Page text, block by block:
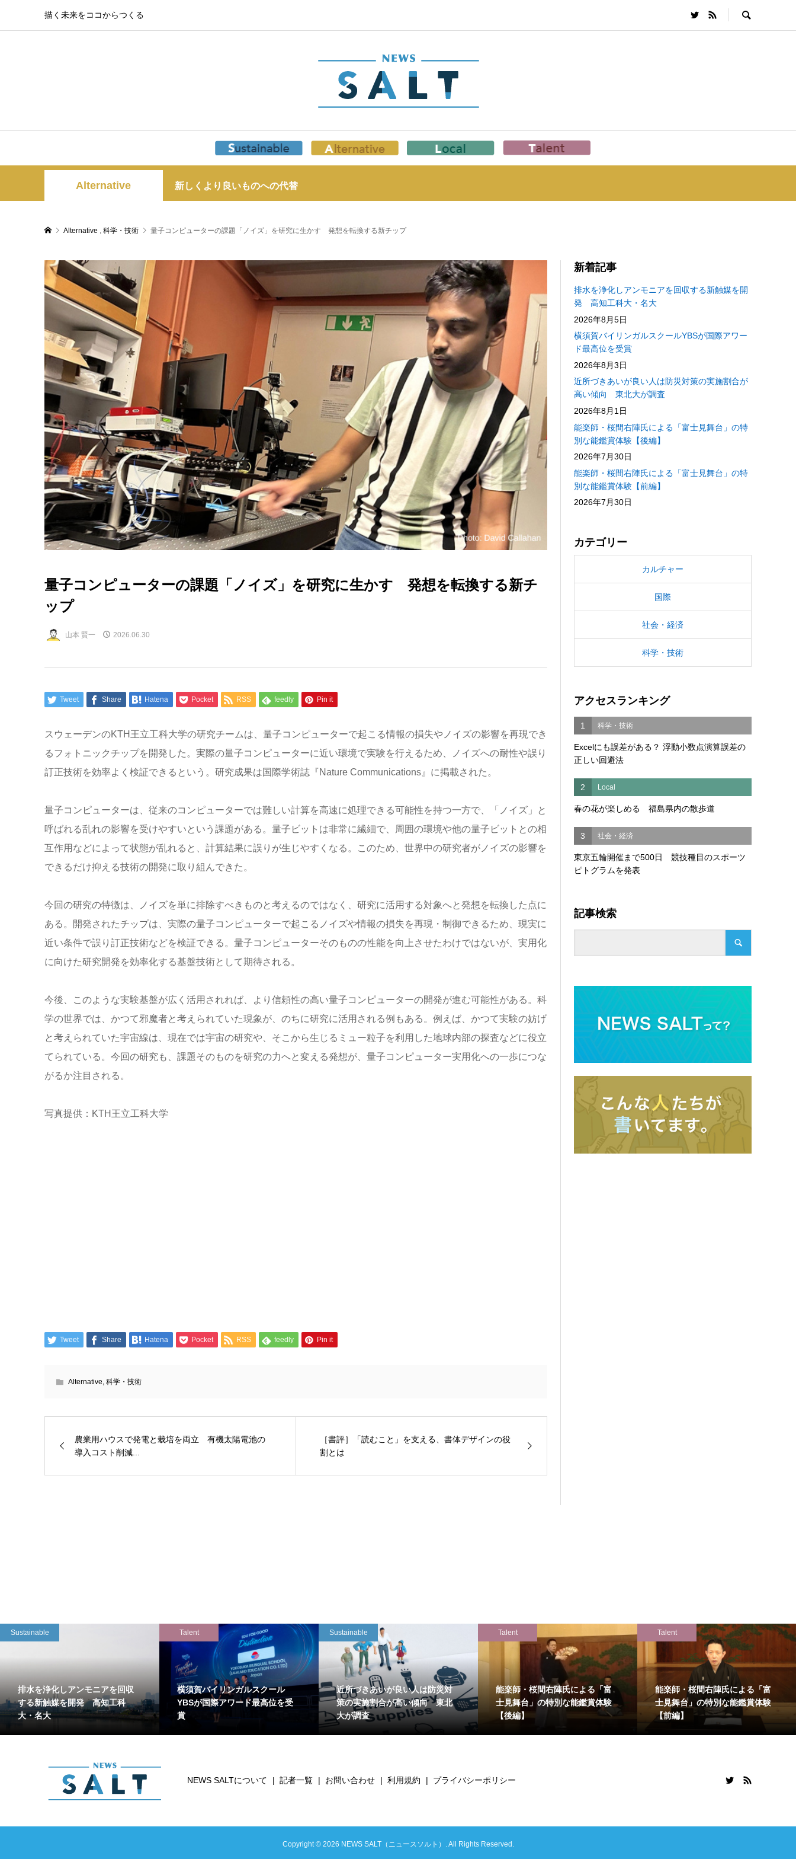
描く未来をココからつくる
Alternative 新しくより良いものへの代替
Alternative , 科学・技術 量子コンピューターの課題「ノイズ」を研究に生かす 発想を転換する新チップ
量子コンピューターの課題「ノイズ」を研究に生かす 発想を転換する新チ
ップ
山本 賢一 2026.06.30
Tweet Share Hatena Pocket RSS feedly Pin it
スウェーデンのKTH王立工科大学の研究チームは、量子コンピューターで起こる情報の損失やノイズの影響を再現でき
るフォトニックチップを開発した。実際の量子コンピューターに近い環境で実験を行えるため、ノイズへの耐性や誤り
訂正技術を効率よく検証できるという。研究成果は国際学術誌『Nature Communications』に掲載された。
量子コンピューターは、従来のコンピューターでは難しい計算を高速に処理できる可能性を持つ一方で、「ノイズ」と
呼ばれる乱れの影響を受けやすいという課題がある。量子ビットは非常に繊細で、周囲の環境や他の量子ビットとの相
互作用などによって状態が乱れると、計算結果に誤りが生じやすくなる。このため、世界中の研究者がノイズの影響を
できるだけ抑える技術の開発に取り組んできた。
今回の研究の特徴は、ノイズを単に排除すべきものと考えるのではなく、研究に活用する対象へと発想を転換した点に
ある。開発されたチップは、実際の量子コンピューターで起こるノイズや情報の損失を再現・制御できるため、現実に
近い条件で誤り訂正技術などを検証できる。量子コンピューターそのものの性能を向上させたわけではないが、実用化
に向けた研究開発を効率化する基盤技術として期待される。
今後、このような実験基盤が広く活用されれば、より信頼性の高い量子コンピューターの開発が進む可能性がある。科
学の世界では、かつて邪魔者と考えられていた現象が、のちに研究に活用される例もある。例えば、かつて実験の妨げ
と考えられていた宇宙線は、現在では宇宙の研究や、そこから生じるミュー粒子を利用した地球内部の探査などに役立
てられている。今回の研究も、課題そのものを研究の力へと変える発想が、量子コンピューター実用化への一歩につな
がるか注目される。
写真提供：KTH王立工科大学
Tweet Share Hatena Pocket RSS feedly Pin it
Alternative 科学・技術
農業用ハウスで発電と栽培を両立 有機太陽電池の
導入コスト削減...
［書評］「読むこと」を支える、書体デザインの役
割とは
新着記事
排水を浄化しアンモニアを回収する新触媒を開
発 高知工科大・名大
2026年8月5日
横須賀バイリンガルスクールYBSが国際アワー
ド最高位を受賞
2026年8月3日
近所づきあいが良い人は防災対策の実施割合が
高い傾向 東北大が調査
2026年8月1日
能楽師・桜間右陣氏による「富士見舞台」の特
別な能鑑賞体験【後編】
2026年7月30日
能楽師・桜間右陣氏による「富士見舞台」の特
別な能鑑賞体験【前編】
2026年7月30日
カテゴリー
カルチャー
国際
社会・経済
科学・技術
アクセスランキング
1 科学・技術
Excelにも誤差がある？ 浮動小数点演算誤差の
正しい回避法
2 Local
春の花が楽しめる 福島県内の散歩道
3 社会・経済
東京五輪開催まで500日 競技種目のスポーツ
ピトグラムを発表
記事検索
Sustainable
排水を浄化しアンモニアを回収
する新触媒を開発 高知工科
大・名大
Talent
横須賀バイリンガルスクール
YBSが国際アワード最高位を受
賞
Sustainable
近所づきあいが良い人は防災対
策の実施割合が高い傾向 東北
大が調査
Talent
能楽師・桜間右陣氏による「富
士見舞台」の特別な能鑑賞体験
【後編】
Talent
能楽師・桜間右陣氏による「富
士見舞台」の特別な能鑑賞体験
【前編】
NEWS SALTについて 記者一覧 お問い合わせ 利用規約 プライバシーポリシー
Copyright ©2026 NEWS SALT（ニュースソルト）. All Rights Reserved.